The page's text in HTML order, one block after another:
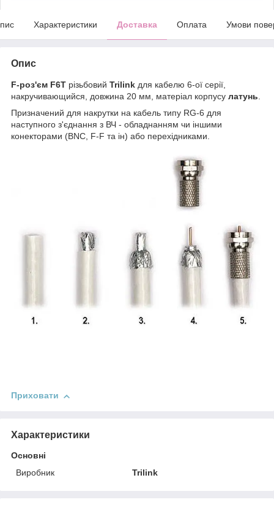
Характеристики Доставка Оплата Умови
Опис
F-роз'єм F6T різьбовий Trilink для кабелю 6-ої серії,
накручивающийся, довжина 20 мм, матеріал корпусу латунь
Призначений для накрутки на кабель типу RG-6 для
наступного з'єднання з ВЧ - обладнанням чи іншими
конекторами (BNC, F-F та ін) або перехідниками.
Приховати
Характеристики
Основні
Виробник
Trilink